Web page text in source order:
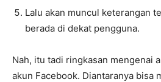
Lalu akan muncul keterangan
berada di dekat pengguna.
Nah, itu tadi ringkasan mengenai
akun Facebook. Diantaranya bisa